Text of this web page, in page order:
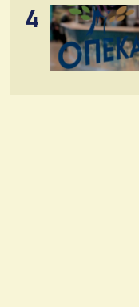
4